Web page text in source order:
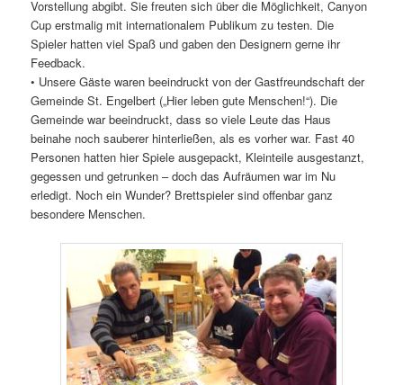
Vorstellung abgibt. Sie freuten sich über die Möglichkeit, Canyon
Cup erstmalig mit internationalem Publikum zu testen. Die
Spieler hatten viel Spaß und gaben den Designern gerne ihr
Feedback.
• Unsere Gäste waren beeindruckt von der Gastfreundschaft der
Gemeinde St. Engelbert („Hier leben gute Menschen!“). Die
Gemeinde war beeindruckt, dass so viele Leute das Haus
beinahe noch sauberer hinterließen, als es vorher war. Fast 40
Personen hatten hier Spiele ausgepackt, Kleinteile ausgestanzt,
gegessen und getrunken – doch das Aufräumen war im Nu
erledigt. Noch ein Wunder? Brettspieler sind offenbar ganz
besondere Menschen.